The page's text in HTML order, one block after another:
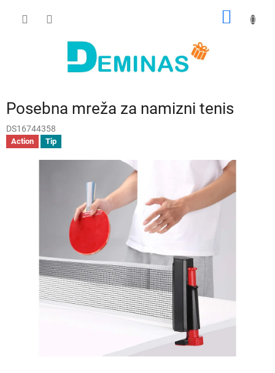
Posebna mreža za namizni tenis
DS16744358
Action Tip